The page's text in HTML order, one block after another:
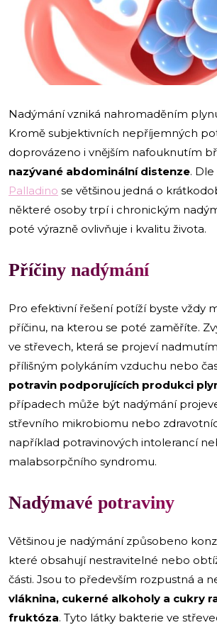
Nadýmání vzniká nahromaděním
Kromě subjektivních nepříjemných
doprovázeno i vnějším nafouknutím
nazývané abdominální distenze. Dle
Palladino se většinou jedná o
některé osoby trpí i chronickým
poté výrazně ovlivňuje i kvalitu života.
Příčiny nadýmání
Pro efektivní řešení potíží byste vždy
příčinu, na kterou se poté zaměříte.
ve střevech, která se projeví
přílišným polykáním vzduchu nebo
potravin podporujících produkci
případech může být nadýmání
střevního mikrobiomu nebo
například potravinových intolerancí
malabsorpčního syndromu.
Nadýmavé potraviny
Většinou je nadýmání způsobeno
které obsahují nestravitelné nebo
části. Jsou to především rozpustná a
vláknina, cukerné alkoholy a cukry
fruktóza. Tyto látky bakterie ve